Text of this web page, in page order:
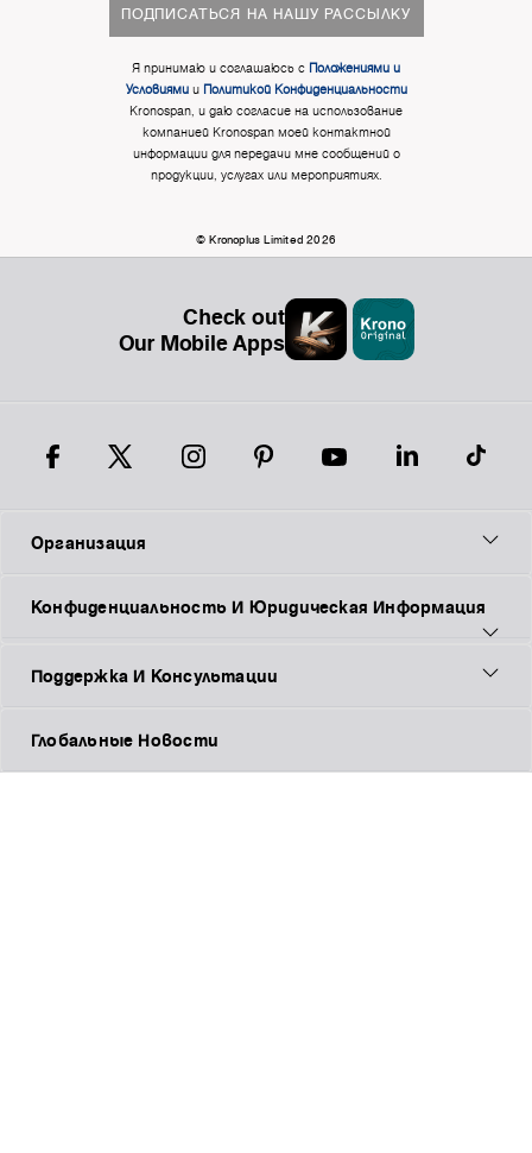
ПОДПИСАТЬСЯ НА НАШУ РАССЫЛКУ
Я принимаю и соглашаюсь с Положениями и
Условиямии Политикой Конфиденциальности
Kronospan, и даю согласие на использование
компанией Kronospan моей контактной
информации для передачи мне сообщений о
продукции, услугах или мероприятиях.
© Kronoplus Limited 2026
Check out
Our Mobile Apps
Организация
Конфиденциальность И Юридическая Информация
Поддержка И Консультации
Глобальные Новости